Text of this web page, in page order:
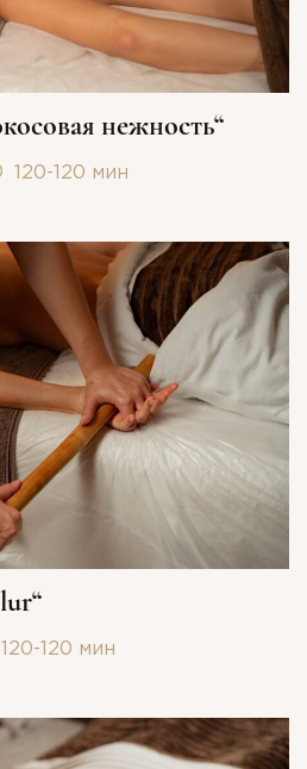
нежность“
120-120 мин
120-120 мин